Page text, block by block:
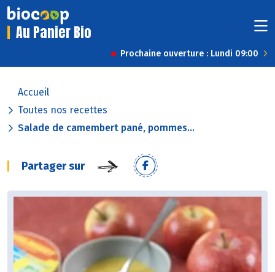
Au Panier Bio
Prochaine ouverture : Lundi 09:00
Accueil
Toutes nos recettes
Salade de camembert pané, pommes...
Partager sur